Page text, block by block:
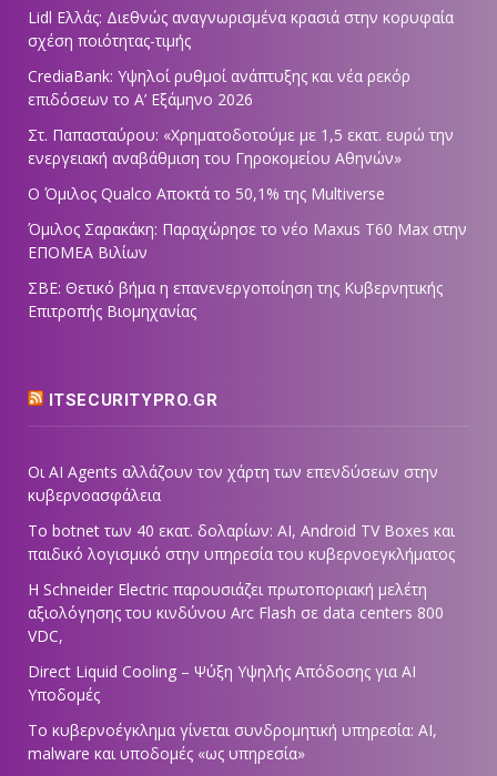
Lidl Ελλάς: Διεθνώς αναγνωρισμένα κρασιά στην κορυφαία
σχέση ποιότητας-τιμής
CrediaBank: Υψηλοί ρυθμοί ανάπτυξης και νέα ρεκόρ
επιδόσεων το Α’ Εξάμηνο 2026
Στ. Παπασταύρου: «Χρηματοδοτούμε με 1,5 εκατ. ευρώ την
ενεργειακή αναβάθμιση του Γηροκομείου Αθηνών»
Ο Όμιλος Qualco Αποκτά το 50,1% της Multiverse
Όμιλος Σαρακάκη: Παραχώρησε το νέο Maxus T60 Max στην
ΕΠΟΜΕΑ Βιλίων
ΣΒΕ: Θετικό βήμα η επανενεργοποίηση της Κυβερνητικής
Επιτροπής Βιομηχανίας
ITSECURITYPRO.GR
Οι AI Agents αλλάζουν τον χάρτη των επενδύσεων στην
κυβερνοασφάλεια
Το botnet των 40 εκατ. δολαρίων: AI, Android TV Boxes και
παιδικό λογισμικό στην υπηρεσία του κυβερνοεγκλήματος
Η Schneider Electric παρουσιάζει πρωτοποριακή μελέτη
αξιολόγησης του κινδύνου Arc Flash σε data centers 800
VDC,
Direct Liquid Cooling – Ψύξη Υψηλής Απόδοσης για AI
Υποδομές
Το κυβερνοέγκλημα γίνεται συνδρομητική υπηρεσία: AI,
malware και υποδομές «ως υπηρεσία»